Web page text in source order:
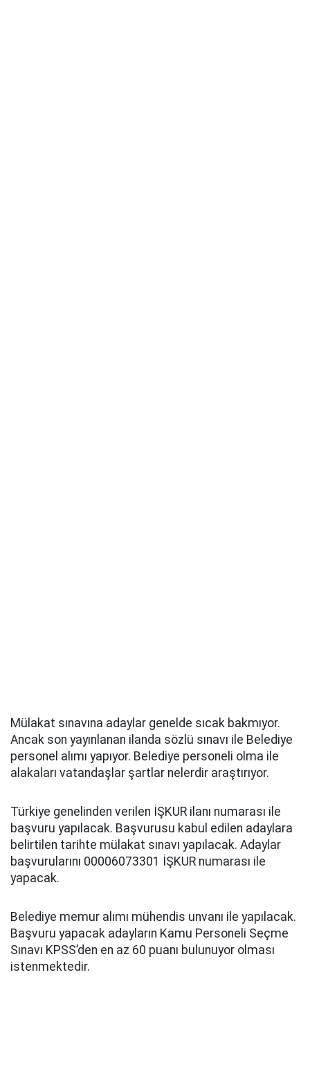
Mülakat sınavına adaylar genelde sıcak bakmıyor.
Ancak son yayınlanan ilanda sözlü sınavı ile Belediye
personel alımı yapıyor. Belediye personeli olma ile
alakaları vatandaşlar şartlar nelerdir araştırıyor.
Türkiye genelinden verilen İŞKUR ilanı numarası ile
başvuru yapılacak. Başvurusu kabul edilen adaylara
belirtilen tarihte mülakat sınavı yapılacak. Adaylar
başvurularını 00006073301 İŞKUR numarası ile
yapacak.
Belediye memur alımı mühendis unvanı ile yapılacak.
Başvuru yapacak adayların Kamu Personeli Seçme
Sınavı KPSS’den en az 60 puanı bulunuyor olması
istenmektedir.